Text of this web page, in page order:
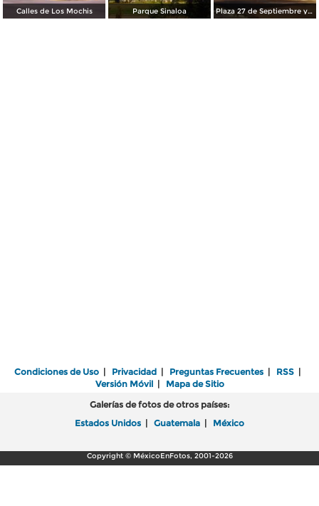
Calles de Los Mochis Parque Sinaloa Plaza 27 de Septiembre y Templo del Sagrado Corazón
Condiciones de Uso | Privacidad | Preguntas Frecuentes | RSS |
Versión Móvil| Mapa de Sitio
Galerías de fotos de otros países:
Estados Unidos | Guatemala | México
Copyright © MéxicoEnFotos, 2001-2026